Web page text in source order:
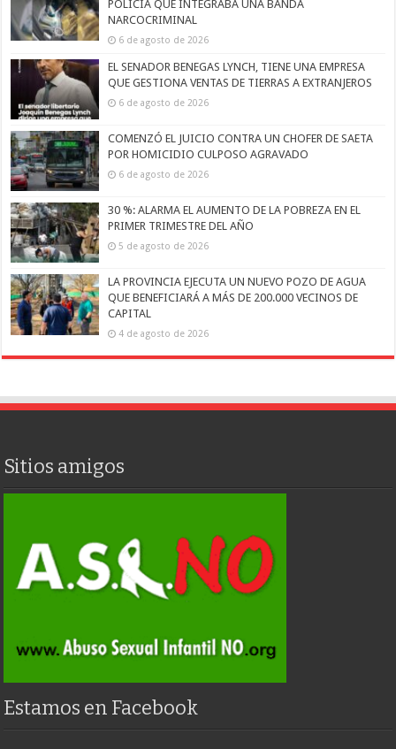
POLICÍA QUE INTEGRABA UNA BANDA
NARCOCRIMINAL
6 de agosto de 2026
EL SENADOR BENEGAS LYNCH, TIENE UNA EMPRESA
QUE GESTIONA VENTAS DE TIERRAS A EXTRANJEROS
6 de agosto de 2026
COMENZÓ EL JUICIO CONTRA UN CHOFER DE SAETA
POR HOMICIDIO CULPOSO AGRAVADO
6 de agosto de 2026
30 %: ALARMA EL AUMENTO DE LA POBREZA EN EL
PRIMER TRIMESTRE DEL AÑO
5 de agosto de 2026
LA PROVINCIA EJECUTA UN NUEVO POZO DE AGUA
QUE BENEFICIARÁ A MÁS DE 200.000 VECINOS DE
CAPITAL
4 de agosto de 2026
Sitios amigos
Estamos en Facebook